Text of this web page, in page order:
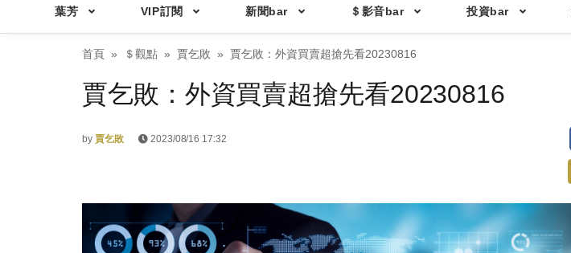
葉芳 VIP訂閱 新聞bar ＄影音bar 投資bar
首頁 ＄觀點 賈乞敗 賈乞敗：外資買賣超搶先看20230816
賈乞敗：外資買賣超搶先看20230816
by 賈乞敗 2023/08/16 17:32